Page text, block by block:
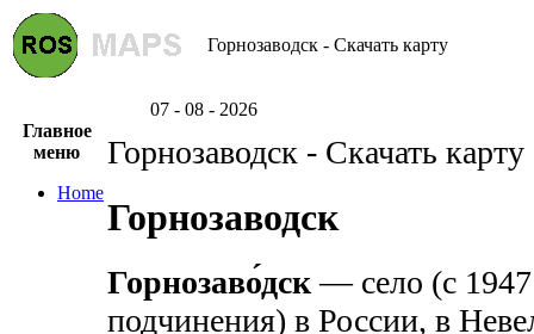
Горнозаводск - Скачать карту
07 - 08 - 2026
Главное
меню
Home
Горнозаводск - Скачать карту
Горнозаводск
Горнозаво́дск — село (с
подчинения) в России, в